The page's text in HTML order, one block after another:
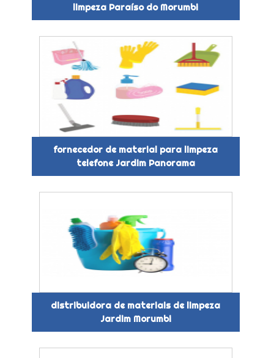
limpeza Paraíso do Morumbi
fornecedor de material para limpeza
telefone Jardim Panorama
distribuidora de materiais de limpeza
Jardim Morumbi